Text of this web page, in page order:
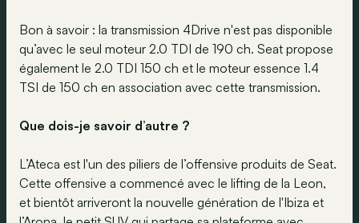
Bon à savoir : la transmission 4Drive n'est pas disponible
qu’avec le seul moteur 2.0 TDI de 190 ch. Seat propose
également le 2.0 TDI 150 ch et le moteur essence 1.4
TSI de 150 ch en association avec cette transmission.
Que dois-je savoir d’autre ?
L’Ateca est l'un des piliers de l’offensive produits de Seat.
Cette offensive a commencé avec le lifting de la Leon,
et bientôt arriveront la nouvelle génération de l'Ibiza et